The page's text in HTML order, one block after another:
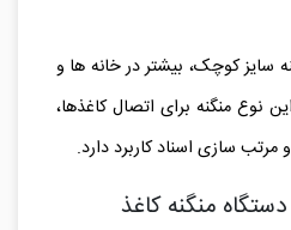
سایز کوچک‌، بیشتر در خانه‌ ها و
نوع منگنه برای اتصال کاغذها،
سازی اسناد کاربرد دارد.
منگنه کاغذ